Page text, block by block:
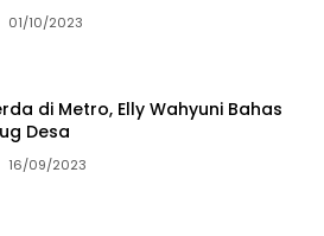
01/10/2023
di Metro, Elly Wahyuni Bahas
Desa
16/09/2023